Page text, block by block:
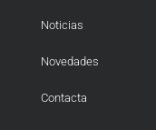
Noticias
Novedades
Contacta